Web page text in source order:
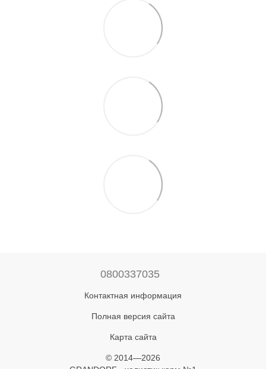
0800337035
Контактная информация
Полная версия сайта
Карта сайта
© 2014—2026